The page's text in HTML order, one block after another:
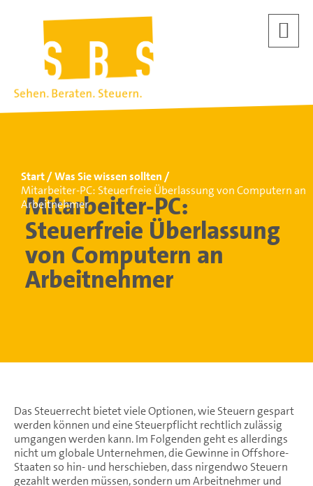
Start
Was Sie wissen sollten
Mitarbeiter-PC: Steuerfreie Überlassung von Computern an
Arbeitnehmer
Mitarbeiter-PC:
Steuerfreie Überlassung
von Computern an
Arbeitnehmer
Das Steuerrecht bietet viele Optionen, wie Steuern gespart
werden können und eine Steuerpflicht rechtlich zulässig
umgangen werden kann. Im Folgenden geht es allerdings
nicht um globale Unternehmen, die Gewinne in Offshore-
Staaten so hin- und herschieben, dass nirgendwo Steuern
gezahlt werden müssen, sondern um Arbeitnehmer und